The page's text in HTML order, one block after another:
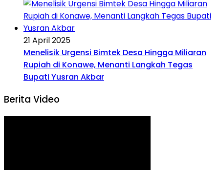
21 April 2025
Menelisik Urgensi Bimtek Desa Hingga Miliaran
Rupiah di Konawe, Menanti Langkah Tegas
Bupati Yusran Akbar
Berita Video